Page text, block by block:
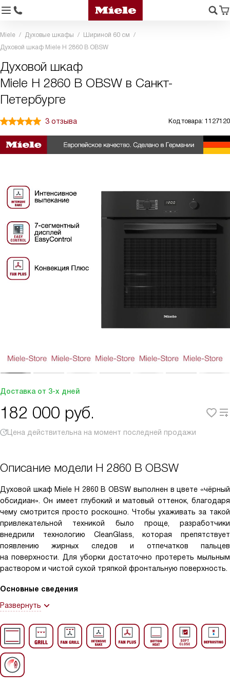
Miele Духовые шкафы
Шириной 60 см
Духовой шкаф Miele H 2860 B OBSW
Духовой шкаф
Miele H 2860 B OBSW в Санкт-
Петербурге
3 отзыва Код товара: 1127120
Доставка от 3-х дней
182 000 руб.
Цена действительна на момент последней продажи
Описание модели H 2860 B OBSW
Духовой шкаф Miele H 2860 B OBSW выполнен в цвете «чёрный
обсидиан». Он имеет глубокий и матовый оттенок, благодаря
чему смотрится просто роскошно. Чтобы ухаживать за такой
привлекательной техникой было проще, разработчики
внедрили технологию CleanGlass, которая препятствует
появлению жирных следов и отпечатков пальцев
на поверхности. Для уборки достаточно протереть мыльным
раствором и чистой сухой тряпкой фронтальную поверхность.
Основные сведения
Развернуть